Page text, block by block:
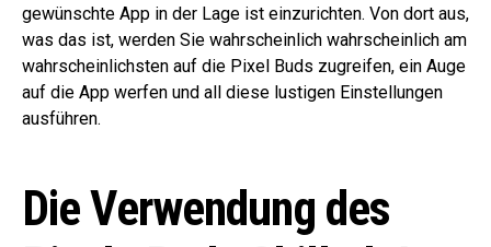
gewünschte App in der Lage ist einzurichten. Von dort aus,
was das ist, werden Sie wahrscheinlich wahrscheinlich am
wahrscheinlichsten auf die Pixel Buds zugreifen, ein Auge
auf die App werfen und all diese lustigen Einstellungen
ausführen.
Die Verwendung des